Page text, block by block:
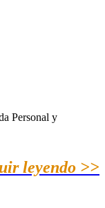
Personal y
leyendo >>